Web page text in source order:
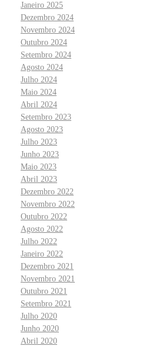
Janeiro 2025
Dezembro 2024
Novembro 2024
Outubro 2024
Setembro 2024
Agosto 2024
Julho 2024
Maio 2024
Abril 2024
Setembro 2023
Agosto 2023
Julho 2023
Junho 2023
Maio 2023
Abril 2023
Dezembro 2022
Novembro 2022
Outubro 2022
Agosto 2022
Julho 2022
Janeiro 2022
Dezembro 2021
Novembro 2021
Outubro 2021
Setembro 2021
Julho 2020
Junho 2020
Abril 2020